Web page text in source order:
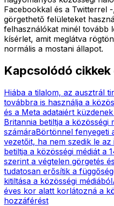
Facebookkal és a Twitterrel
görgethető felületeket
felhasználókat minél tovább
kísérlet, amit meglátva
normális a mostani állapot.
Kapcsolódó cikkek
Hiába a tilalom, az ausztrál
továbbra is használja a
és a Meta adataiért
Britannia betiltja a közösségi
számáraBörtönnel fenyegeti
vezetőit, ha nem szedik le az
betiltja a közösségi médiát a
szerint a végtelen görgetés
tudatosan erősítik a
kitiltása a közösségi médiából
éves kor alatt korlátozná a
hozzáférést